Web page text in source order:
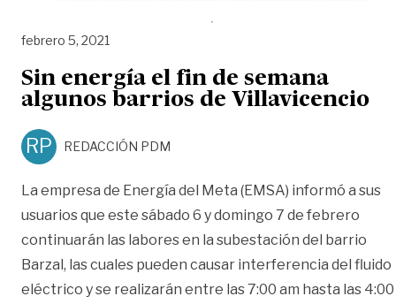
febrero 5, 2021
Sin energía el fin de semana
algunos barrios de Villavicencio
RP REDACCIÓN PDM
La empresa de Energía del Meta (EMSA) informó a sus
usuarios que este sábado 6 y domingo 7 de febrero
continuarán las labores en la subestación del barrio
Barzal, las cuales pueden causar interferencia del fluido
eléctrico y se realizarán entre las 7:00 am hasta las 4:00